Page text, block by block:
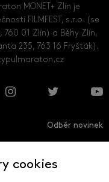
MONET+ Zlín je
FILMFEST, s.r.o. (se
760 01 Zlín) a Běhy Zlín,
235, 763 16 Fryšták).
Odběr novinek
cookies